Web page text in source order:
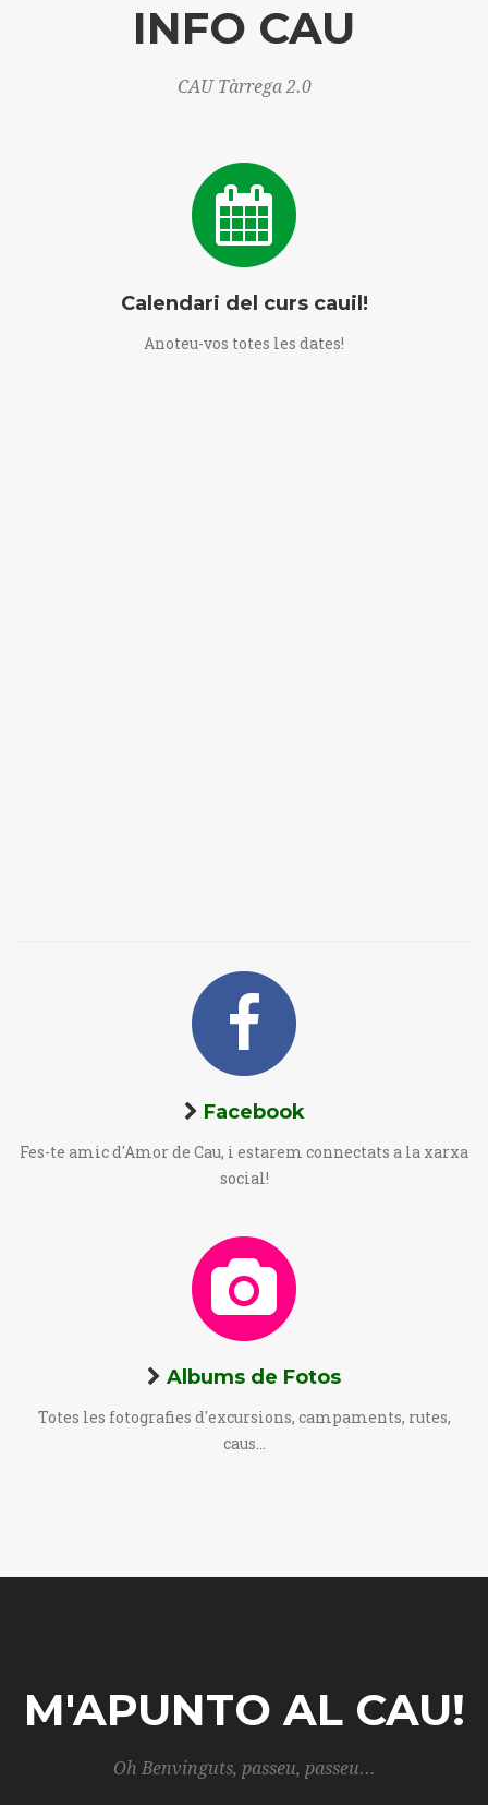
INFO CAU
CAU Tàrrega 2.0
Calendari del curs cauil!
Anoteu-vos totes les dates!
Facebook
Fes-te amic d'Amor de Cau, i estarem connectats a la xarxa
social!
Albums de Fotos
Totes les fotografies d'excursions, campaments, rutes,
caus...
M'APUNTO AL CAU!
Oh Benvinguts, passeu, passeu...